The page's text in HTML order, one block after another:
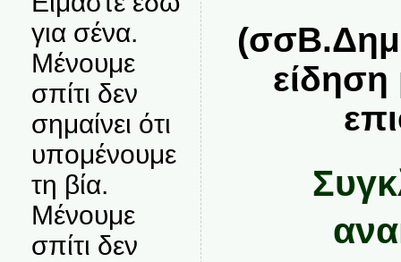
για σένα.
Μένουμε
σπίτι δεν
σημαίνει ότι
υπομένουμε
τη βία.
Μένουμε
σπίτι δεν
είδηση